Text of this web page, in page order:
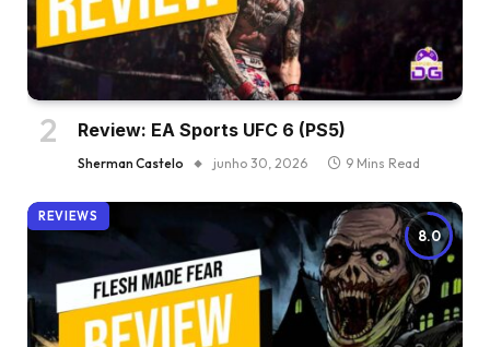
Review: EA Sports UFC 6 (PS5)
Sherman Castelo junho 30, 2026 9 Mins Read
8.0
REVIEWS